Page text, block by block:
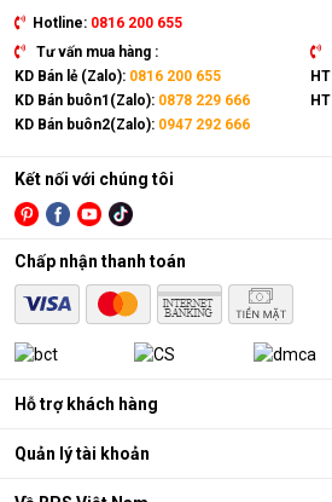
Hotline: 0816 200 655
Tư vấn mua hàng :
KD Bán lẻ (Zalo): 0816 200 655
KD Bán buôn1(Zalo): 0878 229 666
KD Bán buôn2(Zalo): 0947 292 666
Hỗ trợ khách hàng
Quản lý tài khoản
Kết nối với chúng tôi
Chấp nhận thanh toán